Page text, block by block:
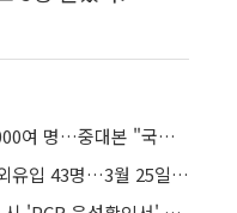
1주일 외국인 입국자 하루 평균 1000여 명…중대본 "국내 확산 가능성 낮아"
코로나19 신규 확진자 62명 중 해외유입 43명…3월 25일 이후 최대